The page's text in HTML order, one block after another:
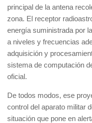
principal de la antena
zona. El receptor
energía suministrada por
a niveles y frecuencias
adquisición y
sistema de computación
oficial.
De todos modos, ese
control del aparato militar
situación que pone en